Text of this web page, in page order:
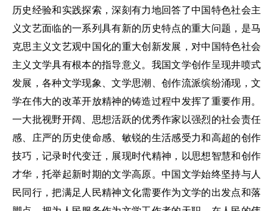
历史经验和实践探索，深刻有力地回答了中国特色社会主
义文艺面临的一系列具有新的历史特点的重大问题，是马
克思主义文艺观中国化的重大创新发展，对中国特色社会
主义文学具有根本的指导意义。我国文学创作呈现井喷式
发展，各种文学现象、文学思潮、创作流派缤纷涌现，文
学在伟大的改革开放精神的铸造过程中发挥了重要作用。
一大批视野开阔、思想活跃的优秀作家以强烈的社会责任
感、庄严的历史使命感、敏锐的生活感受力和高超的创作
技巧，记录时代变迁，展现时代精神，以思想智慧和创作
才华，托举起新时期的文学高原。中国文学始终坚持与人
民同行，把满足人民精神文化需要作为文学的出发点和落